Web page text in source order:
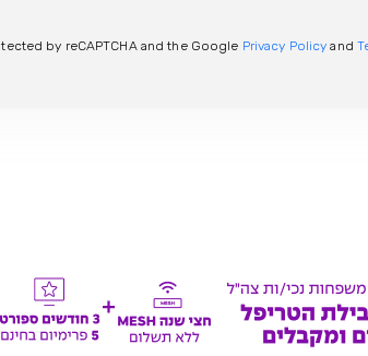
by reCAPTCHA and the Google Privacy Policy and